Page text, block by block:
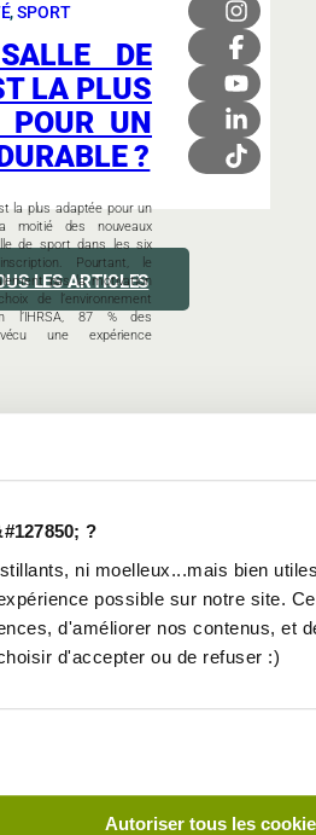
?
ni moelleux...mais bien
possible sur notre site.
d'améliorer nos contenus, et
d'accepter ou de refuser :)
Autoriser tous les
, SPORT
DE
LA PLUS
POUR UN
?
la plus adaptée pour un
moitié des nouveaux
de sport dans les six
Pourtant, le
pas la motivation
de l’environnement
l’IHRSA, 87 % des
une expérience
LES ARTICLES